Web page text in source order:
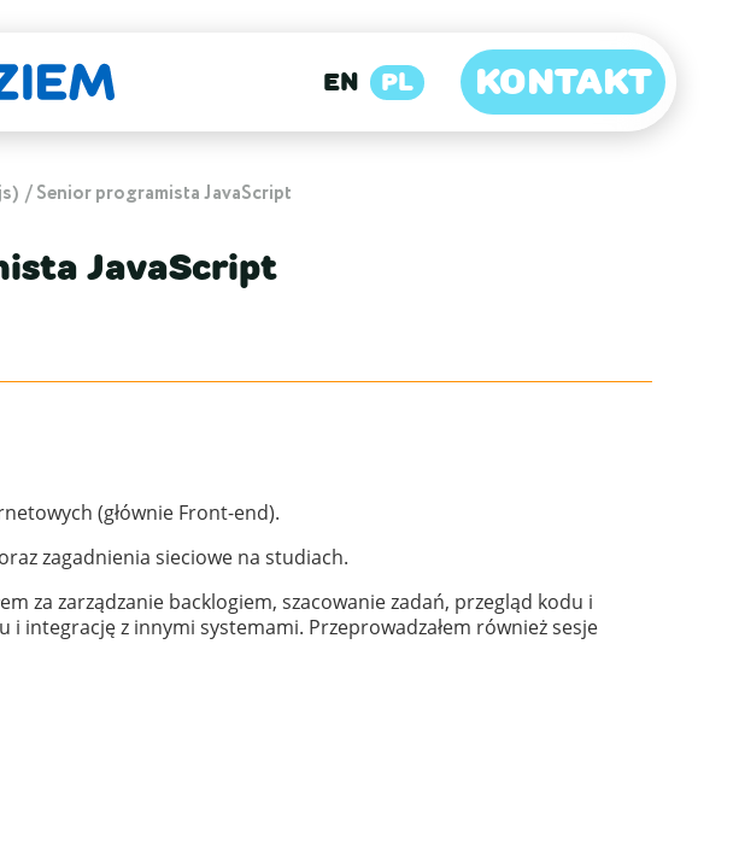
EN PL KONTAKT
Senior programista JavaScript
JavaScript
(głównie Front-end).
zagadnienia sieciowe na studiach.
za zarządzanie backlogiem, szacowanie zadań, przegląd kodu i
integrację z innymi systemami. Przeprowadzałem również sesje